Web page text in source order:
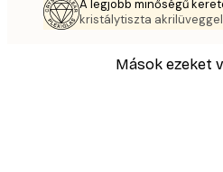
A legjobb minőségű
kristálytiszta akrilüveggel
Mások ezeket